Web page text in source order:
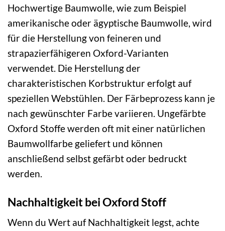
Hochwertige Baumwolle, wie zum Beispiel
amerikanische oder ägyptische Baumwolle, wird
für die Herstellung von feineren und
strapazierfähigeren Oxford-Varianten
verwendet. Die Herstellung der
charakteristischen Korbstruktur erfolgt auf
speziellen Webstühlen. Der Färbeprozess kann je
nach gewünschter Farbe variieren. Ungefärbte
Oxford Stoffe werden oft mit einer natürlichen
Baumwollfarbe geliefert und können
anschließend selbst gefärbt oder bedruckt
werden.
Nachhaltigkeit bei Oxford Stoff
Wenn du Wert auf Nachhaltigkeit legst, achte